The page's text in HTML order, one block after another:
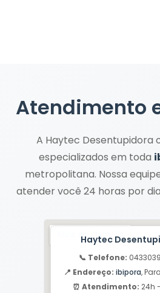
Atendimento
A Haytec Desentupidora
especializados em toda
metropolitana. Nossa
atender você 24 horas por
Haytec
📞 Telefone:
📍 Endereço: ibipora,
⏰ Atendimento: 24h